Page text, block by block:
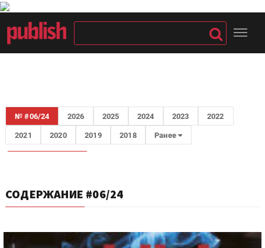
№ #06/24 2026 2025 2024 2023 2022
2021 2020 2019 2018 Ранее
СОДЕРЖАНИЕ #06/24